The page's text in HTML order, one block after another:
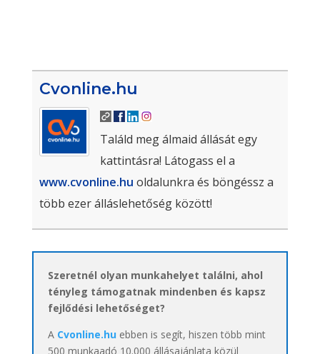
Cvonline.hu
Találd meg álmaid állását egy
kattintásra! Látogass el a
www.cvonline.hu oldalunkra és böngéssz a
több ezer álláslehetőség között!
Szeretnél olyan munkahelyet találni, ahol
tényleg támogatnak mindenben és kapsz
fejlődési lehetőséget?
A Cvonline.huebben is segít, hiszen több mint
500 munkaadó 10.000 állásajánlata közül